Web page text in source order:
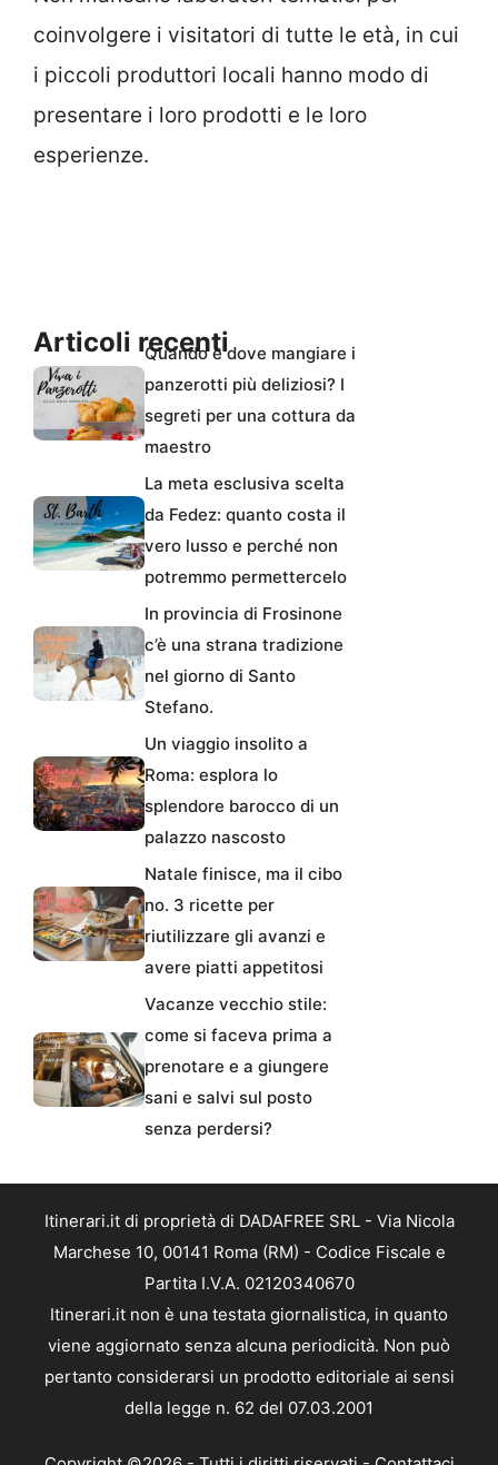
coinvolgere i visitatori di tutte le età, in cui
i piccoli produttori locali hanno modo di
presentare i loro prodotti e le loro
esperienze.
Articoli recentiQuando e dove mangiare i
panzerotti più deliziosi? I
segreti per una cottura da
maestro
La meta esclusiva scelta
da Fedez: quanto costa il
vero lusso e perché non
potremmo permettercelo
In provincia di Frosinone
c’è una strana tradizione
nel giorno di Santo
Stefano.
Un viaggio insolito a
Roma: esplora lo
splendore barocco di un
palazzo nascosto
Natale finisce, ma il cibo
no. 3 ricette per
riutilizzare gli avanzi e
avere piatti appetitosi
Vacanze vecchio stile:
come si faceva prima a
prenotare e a giungere
sani e salvi sul posto
senza perdersi?
Itinerari.it di proprietà di DADAFREE SRL - Via Nicola
Marchese 10, 00141 Roma (RM) - Codice Fiscale e
Partita I.V.A. 02120340670
Itinerari.it non è una testata giornalistica, in quanto
viene aggiornato senza alcuna periodicità. Non può
pertanto considerarsi un prodotto editoriale ai sensi
della legge n. 62 del 07.03.2001